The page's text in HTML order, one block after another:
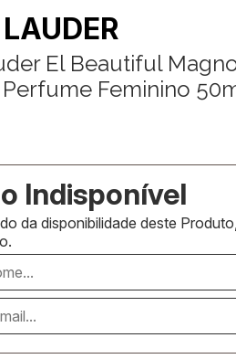
El Beautiful
Feminino
da disponibilidade deste